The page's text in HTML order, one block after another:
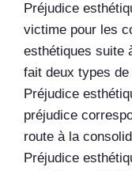
Préjudice
victime pour les
esthétiques suite
fait deux types
Préjudice
préjudice
route à la
Préjudice